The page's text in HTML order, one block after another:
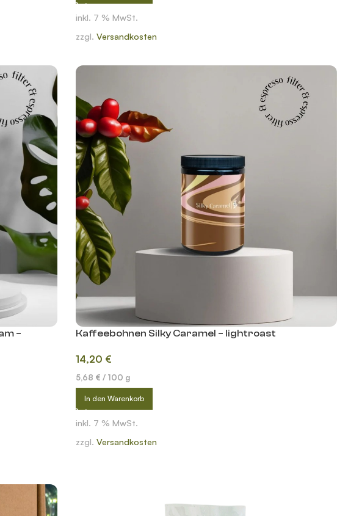
inkl. 7 % MwSt.
zzgl. Versandkosten
–
Kaffeebohnen Silky Caramel – lightroast
14,20 €
5,68 € / 100 g
In den Warenkorb
inkl. 7 % MwSt.
zzgl. Versandkosten